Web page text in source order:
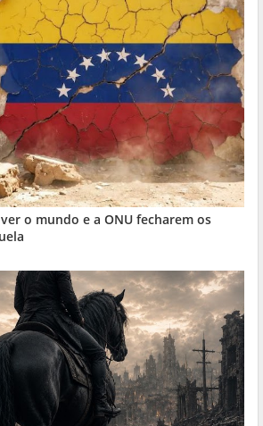
o mundo e a ONU fecharem os